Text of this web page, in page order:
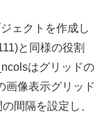
ェクトを作成し
と同様の役割
はグリッドの
画像表示グリッド
間隔を設定し、